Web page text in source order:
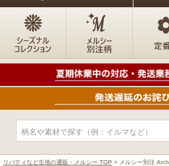
リバティなど生地の通販・メルシー TOP > メルシー別注